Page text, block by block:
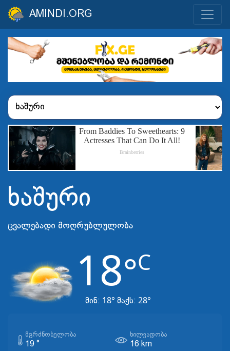
AMINDI.ORG
ხაშური
ცვალებადი მოღრუბლულობა
18°C
მინ: 18° მაქს: 28°
ᲛᲒᲠᲫᲜᲝᲑᲔᲚᲝᲑᲐ
19 °
ᲮᲘᲚᲕᲐᲓᲝᲑᲐ
16 km